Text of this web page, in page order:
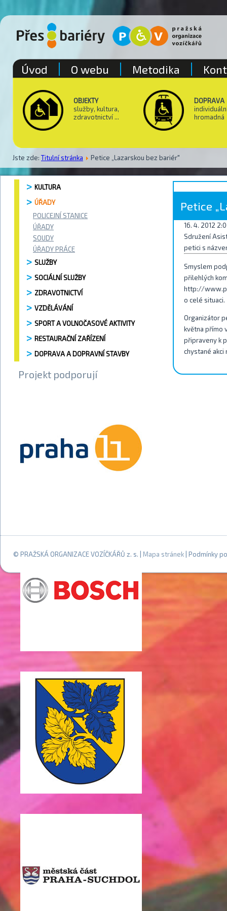
OBJEKTY
služby, kultura,
zdravotnictví ...
DOPRAVA
hromadná
Jste zde: Titulní stránka Petice „Lazarskou bez bariér"
Úvod O webu Metodika
KULTURA
ÚŘADY
POLICEJNÍ STANICE
ÚŘADY
SOUDY
ÚŘADY PRÁCE
SLUŽBY
SOCIÁLNÍ SLUŽBY
ZDRAVOTNICTVÍ
VZDĚLÁVÁNÍ
SPORT A VOLNOČASOVÉ AKTIVITY
RESTAURAČNÍ ZAŘÍZENÍ
DOPRAVA A DOPRAVNÍ STAVBY
Projekt podporují
Petice
16. 4. 2012
Sdružení
petici s
Smyslem
přilehlých
http://
o celé situaci.
Organizátor
května přímo
připraveny k
chystané
© PRAŽSKÁ ORGANIZACE VOZÍČKÁŘŮ z. s. | Mapa stránek | Podmínky